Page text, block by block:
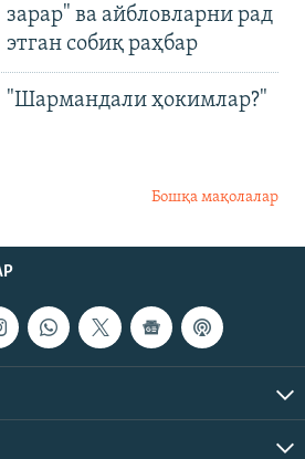
зарар" ва айбловларни рад
этган собиқ раҳбар
"Шармандали ҳокимлар?"
Бошқа мақолалар